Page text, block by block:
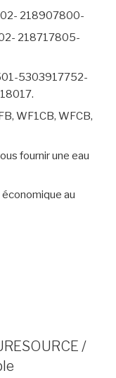
218907800-
218717805-
5303917752-
WF1CB, WFCB,
fournir une eau
au
/